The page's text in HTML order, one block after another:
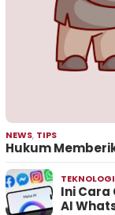
NEWS, TIPS
Hukum
TEKNOLOGI
Ini Cara
AI